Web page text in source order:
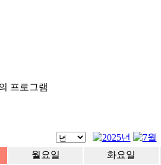
프로그램
월요일 화요일